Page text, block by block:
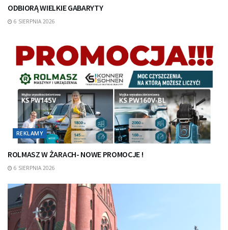
ODBIORĄ WIELKIE GABARYTY
6 SIERPNIA 2026
REKLAMY
ROLMASZ W ŻARACH- NOWE PROMOCJE !
6 SIERPNIA 2026